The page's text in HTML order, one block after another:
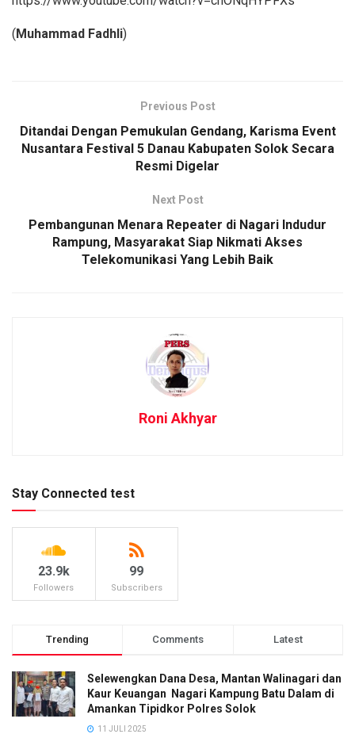
(Muhammad Fadhli)
Previous Post
Ditandai Dengan Pemukulan Gendang, Karisma Event
Nusantara Festival 5 Danau Kabupaten Solok Secara
Resmi Digelar
Next Post
Pembangunan Menara Repeater di Nagari Indudur
Rampung, Masyarakat Siap Nikmati Akses
Telekomunikasi Yang Lebih Baik
Roni Akhyar
Stay Connected test
23.9k
Followers
99
Subscribers
Trending Comments Latest
Selewengkan Dana Desa, Mantan Walinagari dan
Kaur Keuangan Nagari Kampung Batu Dalam di
Amankan Tipidkor Polres Solok
11 JULI 2025